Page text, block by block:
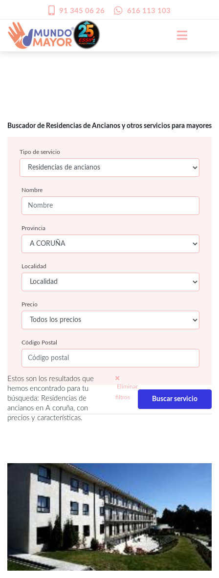
91 345 06 26 616 113 103
Buscador de Residencias de Ancianos y otros servicios para mayores
Tipo de servicio
Nombre
Provincia
Localidad
Precio
Código Postal
Estos son los resultados que
hemos encontrado para tu
búsqueda: Residencias de
ancianos en A coruña, con
precios y características.
Eliminar
filtros